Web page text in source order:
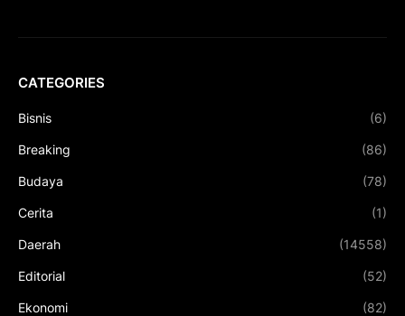
CATEGORIES
Bisnis (6)
Breaking (86)
Budaya (78)
Cerita (1)
Daerah (14558)
Editorial (52)
Ekonomi (82)